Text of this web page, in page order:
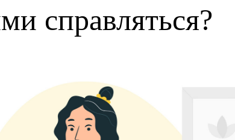
справляться?